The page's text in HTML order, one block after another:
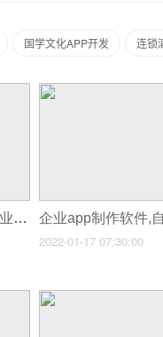
国学文化APP开发 连锁
企业app制作企业,能制作企业介绍的app
2022-01-17 07:30:00